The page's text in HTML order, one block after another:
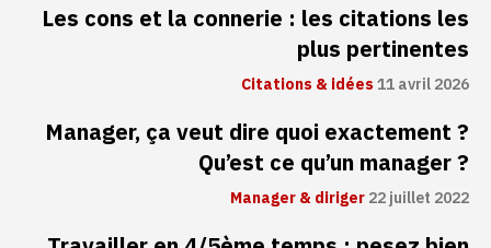
Les cons et la connerie : les citations les
plus pertinentes
Citations & idées11 avril 2026
Manager, ça veut dire quoi exactement ?
Qu’est ce qu’un manager ?
Manager & diriger22 juillet 2022